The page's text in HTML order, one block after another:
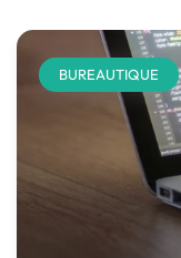
BUREAUTIQUE